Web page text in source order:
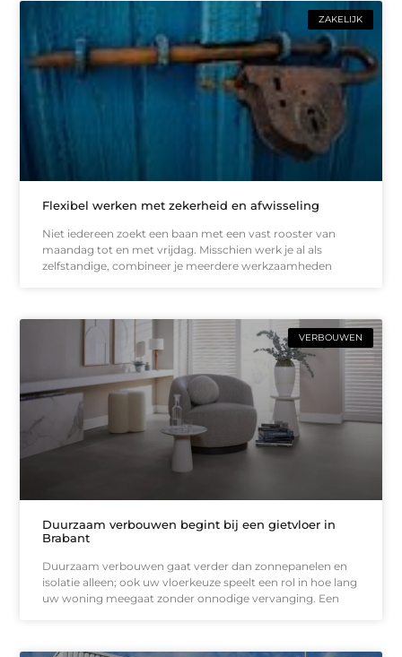
ZAKELIJK
Flexibel werken met zekerheid en afwisseling
Niet iedereen zoekt een baan met een vast rooster van
maandag tot en met vrijdag. Misschien werk je al als
zelfstandige, combineer je meerdere werkzaamheden
VERBOUWEN
Duurzaam verbouwen begint bij een gietvloer in
Brabant
Duurzaam verbouwen gaat verder dan zonnepanelen en
isolatie alleen; ook uw vloerkeuze speelt een rol in hoe lang
uw woning meegaat zonder onnodige vervanging. Een